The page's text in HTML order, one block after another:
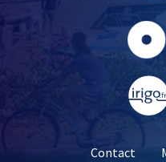
Contact